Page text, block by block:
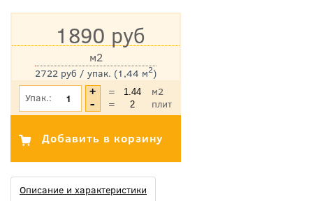
1890 руб
2722 руб / упак. (1,44 м2)
м2
*Цена указана с учетом НДС
Упак.: =
м2
=
плит
Описание и характеристики